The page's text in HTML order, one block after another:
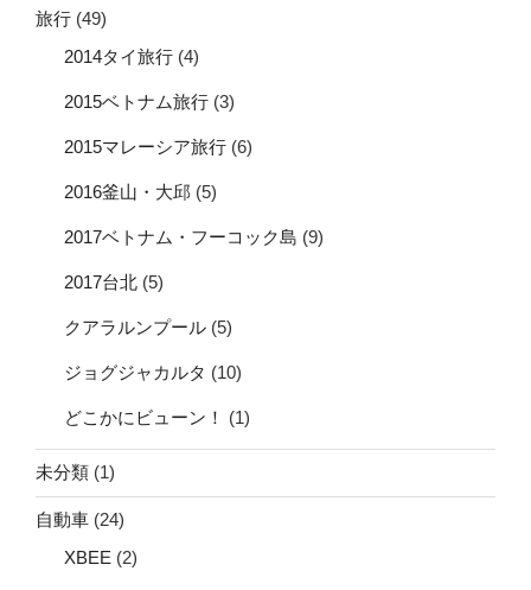
旅行 (49)
2014タイ旅行 (4)
2015ベトナム旅行 (3)
2015マレーシア旅行 (6)
2016釜山・大邱 (5)
2017ベトナム・フーコック島 (9)
2017台北 (5)
クアラルンプール (5)
ジョグジャカルタ (10)
どこかにビューン！ (1)
未分類 (1)
自動車 (24)
XBEE (2)